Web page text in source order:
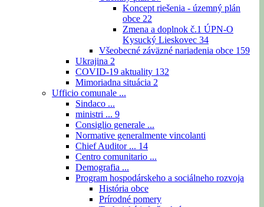
Koncept riešenia - územný plán
obce 22
Zmena a doplnok č.1 ÚPN-O
Kysucký Lieskovec 34
Všeobecné záväzné nariadenia obce 159
Ukrajina 2
COVID-19 aktuality 132
Mimoriadna situácia 2
Ufficio comunale ...
Sindaco ...
ministri ... 9
Consiglio generale ...
Normative generalmente vincolanti
Chief Auditor ... 14
Centro comunitario ...
Demografia ...
Program hospodárskeho a sociálneho rozvoja
História obce
Prírodné pomery